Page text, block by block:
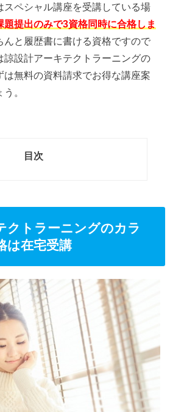
スペシャル講座を受講している場
題提出のみで3資格同時に合格しま
んと履歴書に書ける資格ですので
諒設計アーキテクトラーニングの
は無料の資料請求でお得な講座案
。
目次
クトラーニングのカラ
は在宅受講